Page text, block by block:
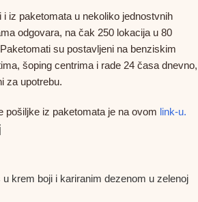
iz paketomata u nekoliko jednostvnih
odgovara, na čak 250 lokacija u 80
su postavljeni na benziskim
šoping centrima i rade 24 časa dnevno,
za upotrebu.
pošiljke iz paketomata je na ovom link-u.